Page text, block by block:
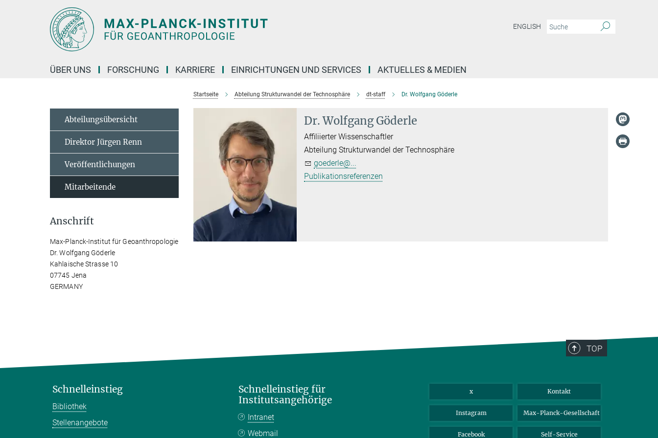
ENGLISH
ÜBER UNS FORSCHUNG KARRIERE EINRICHTUNGEN UND SERVICES AKTUELLES & MEDIEN
Startseite Abteilung Strukturwandel der Technosphäre dt-staff Dr. Wolfgang Göderle
Dr. Wolfgang Göderle
Affiliierter Wissenschaftler
Abteilung Strukturwandel der Technosphäre
goederle@...
Publikationsreferenzen
Abteilungsübersicht
Direktor Jürgen Renn
Veröffentlichungen
Mitarbeitende
Anschrift
Max-Planck-Institut für Geoanthropologie
Dr. Wolfgang Göderle
Kahlaische Strasse 10
07745 Jena
GERMANY
TOP
Schnelleinstieg
Bibliothek
Stellenangebote
Schnelleinstieg für
Institutsangehörige
Intranet
Webmail
x Kontakt
Instagram Max-Planck-Gesellschaft
Facebook Self-Service